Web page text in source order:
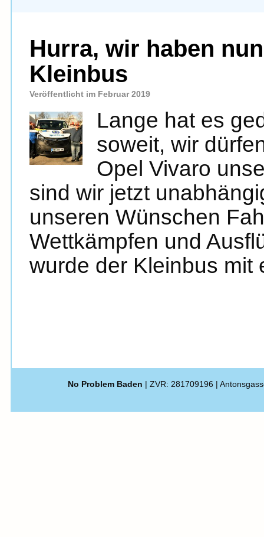
Hurra, wir haben
Kleinbus
Veröffentlicht im Februar 2019
Lange hat es
soweit, wir
Opel Vivaro
sind wir jetzt
unseren Wünschen
Wettkämpfen und
wurde der Kleinbus
No Problem Baden | ZVR: 281709196 |